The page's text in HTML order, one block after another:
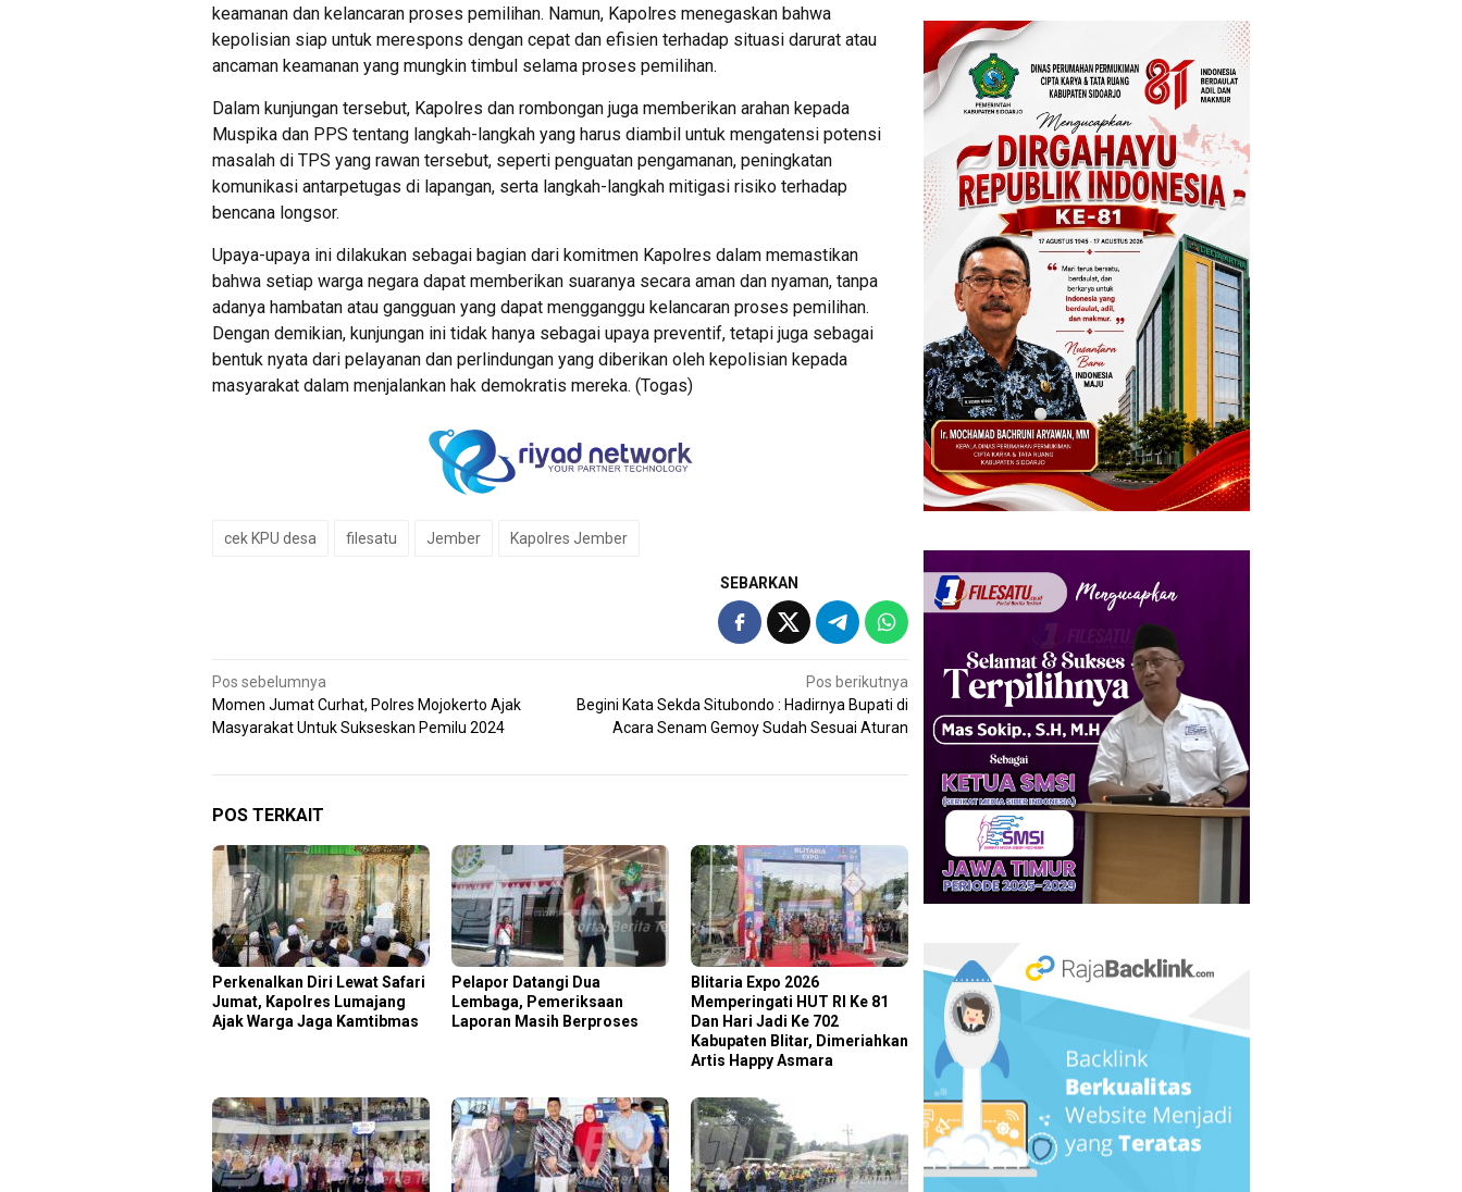
keamanan dan kelancaran proses pemilihan. Namun, Kapolres menegaskan bahwa
kepolisian siap untuk merespons dengan cepat dan efisien terhadap situasi darurat atau
ancaman keamanan yang mungkin timbul selama proses pemilihan.
Dalam kunjungan tersebut, Kapolres dan rombongan juga memberikan arahan kepada
Muspika dan PPS tentang langkah-langkah yang harus diambil untuk mengatensi potensi
masalah di TPS yang rawan tersebut, seperti penguatan pengamanan, peningkatan
komunikasi antarpetugas di lapangan, serta langkah-langkah mitigasi risiko terhadap
bencana longsor.
Upaya-upaya ini dilakukan sebagai bagian dari komitmen Kapolres dalam memastikan
bahwa setiap warga negara dapat memberikan suaranya secara aman dan nyaman, tanpa
adanya hambatan atau gangguan yang dapat mengganggu kelancaran proses pemilihan.
Dengan demikian, kunjungan ini tidak hanya sebagai upaya preventif, tetapi juga sebagai
bentuk nyata dari pelayanan dan perlindungan yang diberikan oleh kepolisian kepada
masyarakat dalam menjalankan hak demokratis mereka. (Togas)
cek KPU desa filesatu Jember Kapolres Jember
SEBARKAN
Navigasi
pos
Pos sebelumnya
Momen Jumat Curhat, Polres Mojokerto Ajak
Masyarakat Untuk Sukseskan Pemilu 2024
Pos berikutnya
Begini Kata Sekda Situbondo : Hadirnya Bupati di
Acara Senam Gemoy Sudah Sesuai Aturan
POS TERKAIT
Perkenalkan Diri Lewat Safari
Jumat, Kapolres Lumajang
Ajak Warga Jaga Kamtibmas
Pelapor Datangi Dua
Lembaga, Pemeriksaan
Laporan Masih Berproses
Blitaria Expo 2026
Memperingati HUT RI Ke 81
Dan Hari Jadi Ke 702
Kabupaten Blitar, Dimeriahkan
Artis Happy Asmara